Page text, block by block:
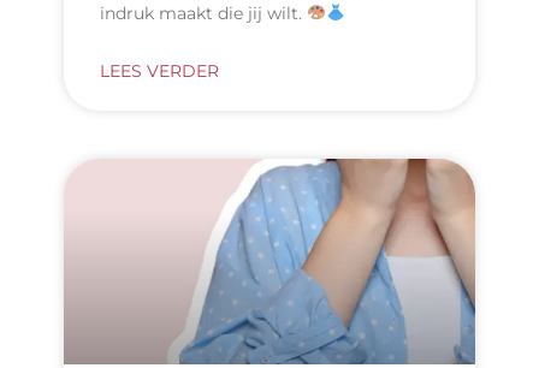
indruk maakt die jij wilt.
LEES VERDER